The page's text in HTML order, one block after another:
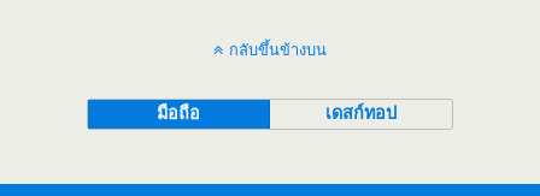
กลับขึ้นข้างบน
มือถือ เดสก์ทอป